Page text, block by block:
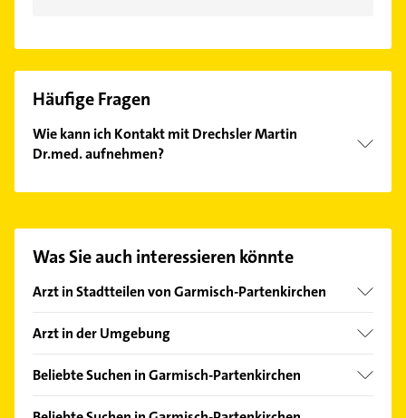
Häufige Fragen
Wie kann ich Kontakt mit Drechsler Martin
Dr.med. aufnehmen?
finden Sie alleKontaktdaten.
Was Sie auch interessieren könnte
Arzt in Stadtteilen von Garmisch-Partenkirchen
Partenkirchen
Arzt in der Umgebung
Oberau Loisach
Beliebte Suchen in Garmisch-Partenkirchen
Putzfrau